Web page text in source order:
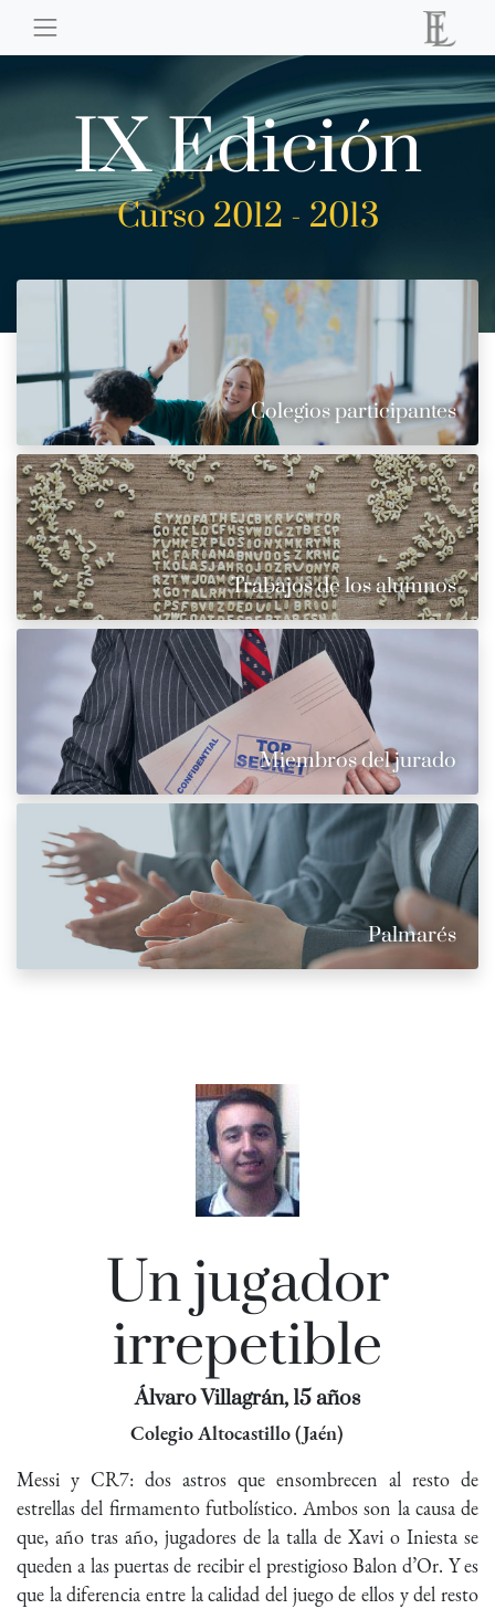
IX Edición
Curso 2012 - 2013
Colegios participantes
Trabajos de los alumnos
Miembros del jurado
Palmarés
Un jugador
irrepetible
Álvaro Villagrán, 15 años
Colegio Altocastillo (Jaén)
Messi y CR7: dos astros que ensombrecen al resto de
estrellas del firmamento futbolístico. Ambos son la causa de
que, año tras año, jugadores de la talla de Xavi o Iniesta se
queden a las puertas de recibir el prestigioso Balon d’Or. Y es
que la diferencia entre la calidad del juego de ellos y del resto